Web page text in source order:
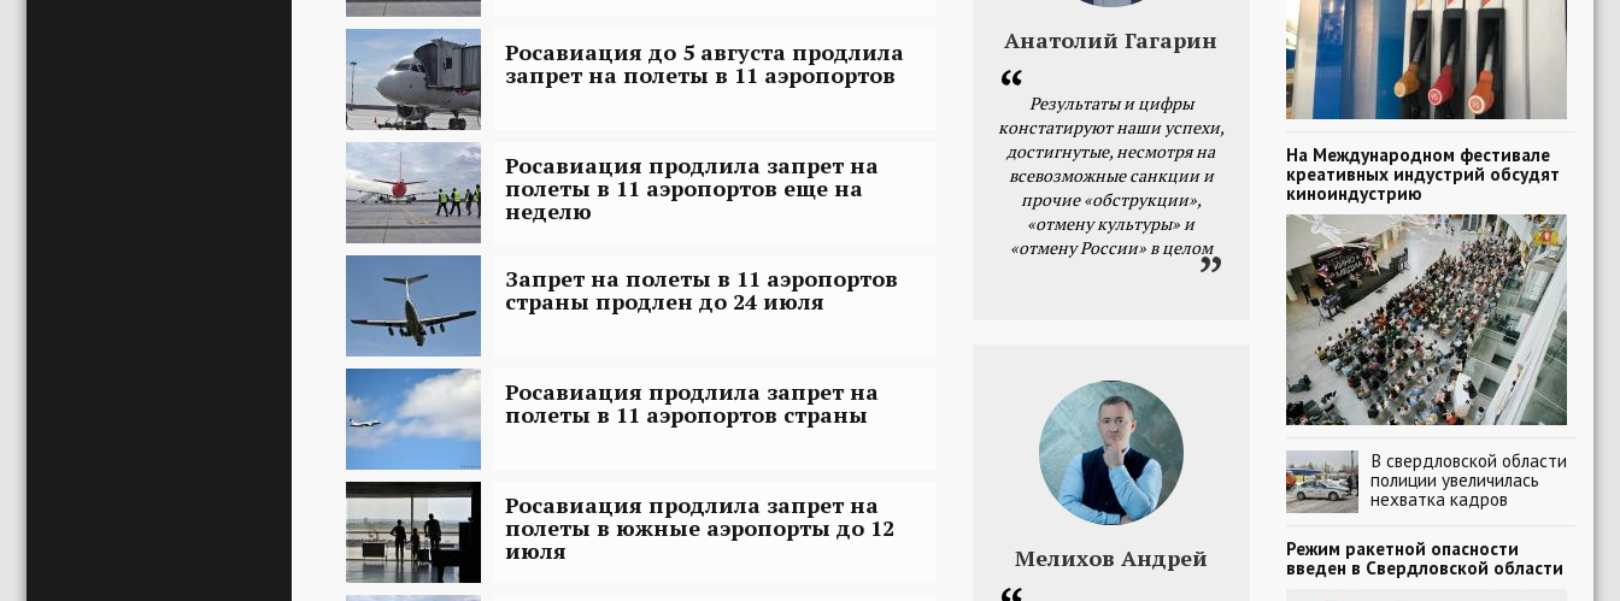
Росавиация до 5 августа продлила
запрет на полеты в 11 аэропортов
Росавиация продлила запрет на
полеты в 11 аэропортов еще на
неделю
Запрет на полеты в 11 аэропортов
страны продлен до 24 июля
Росавиация продлила запрет на
полеты в 11 аэропортов страны
Росавиация продлила запрет на
полеты в южные аэропорты до 12
июля
Анатолий Гагарин
Результаты и цифры
констатируют наши успехи,
достигнутые, несмотря на
всевозможные санкции и
прочие «обструкции»,
«отмену культуры» и
«отмену России» в целом
Мелихов Андрей
На Международном фестивале
креативных индустрий обсудят
киноиндустрию
В свердловской области
полиции увеличилась
нехватка кадров
Режим ракетной опасности
введен в Свердловской области